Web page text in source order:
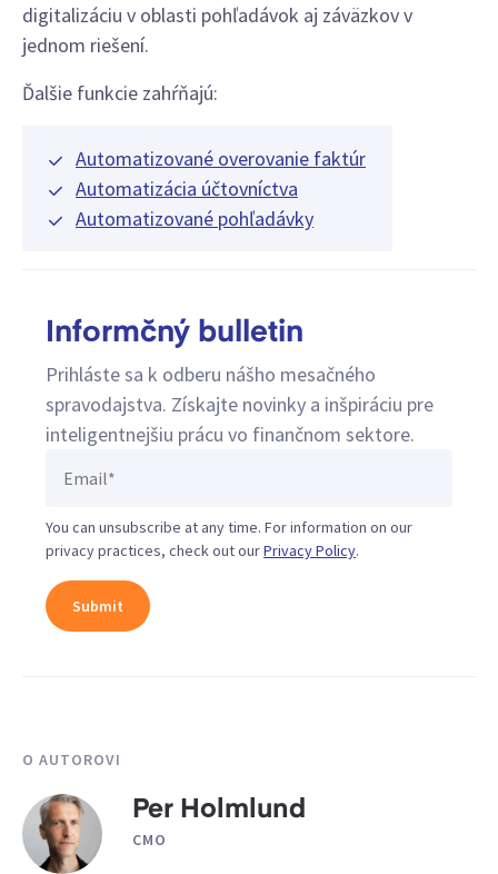
digitalizáciu v oblasti pohľadávok aj záväzkov v
jednom riešení.
Ďalšie funkcie zahŕňajú:
Automatizované overovanie faktúr
Automatizácia účtovníctva
Automatizované pohľadávky
Informčný bulletin
Prihláste sa k odberu nášho mesačného
spravodajstva. Získajte novinky a inšpiráciu pre
inteligentnejšiu prácu vo finančnom sektore.
You can unsubscribe at any time. For information on our
privacy practices, check out ourPrivacy Policy.
O AUTOROVI
Per Holmlund
CMO